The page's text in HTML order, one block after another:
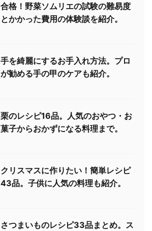
合格！野菜ソムリエの試験の難易度
とかかった費用の体験談を紹介。
手を綺麗にするお手入れ方法。プロ
が勧める手の甲のケアも紹介。
栗のレシピ16品。人気のおやつ・お
菓子からおかずになる料理まで。
クリスマスに作りたい！簡単レシピ
43品。子供に人気の料理も紹介。
さつまいものレシピ33品まとめ。ス